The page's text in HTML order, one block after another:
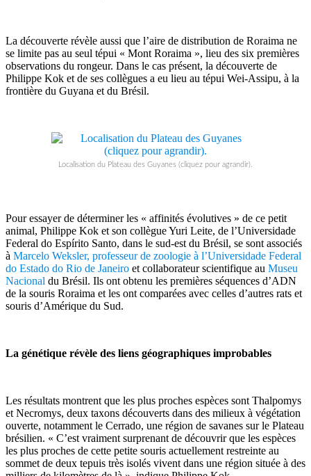
La découverte révèle aussi que l’aire de distribution de Roraima ne
se limite pas au seul tépui « Mont Roraima », lieu des six premières
observations du rongeur. Dans le cas présent, la découverte de
Philippe Kok et de ses collègues a eu lieu au tépui Wei-Assipu, à la
frontière du Guyana et du Brésil.
Localisation du Plateau des Guyanes (cliquez pour agrandir).
Pour essayer de déterminer les « affinités évolutives » de ce petit
animal, Philippe Kok et son collègue Yuri Leite, de l’Universidade
Federal do Espírito Santo, dans le sud-est du Brésil, se sont associés
à Marcelo Weksler, professeur de zoologie à l’Universidade Federal
do Estado do Rio de Janeiro et collaborateur scientifique au Museu
Nacional du Brésil. Ils ont obtenu les premières séquences d’ADN
de la souris Roraima et les ont comparées avec celles d’autres rats et
souris d’Amérique du Sud.
La génétique révèle des liens géographiques improbables
Les résultats montrent que les plus proches espèces sont Thalpomys
et Necromys, deux taxons découverts dans des milieux à végétation
ouverte, notamment le Cerrado, une région de savanes sur le Plateau
brésilien. « C’est vraiment surprenant de découvrir que les espèces
les plus proches de cette petite souris actuellement restreinte au
sommet de deux tepuis très isolés vivent dans une région située à des